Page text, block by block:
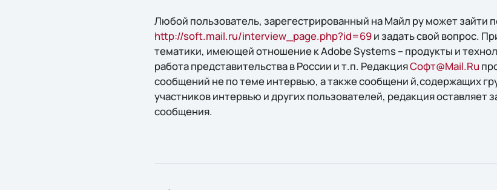
Любой пользователь, зарегестрированный на Майл ру может зайти
http://soft.mail.ru/interview_page.php?id=69и задать свой вопрос.
тематики, имеющей отношение к Adobe Systems – продукты и
работа представительства в России и т.п. РедакцияСофт@Mail.Ru
сообщений не по теме интервью, а также сообщени й,содержащих
участников интервью и других пользователей, редакция оставляет
сообщения.